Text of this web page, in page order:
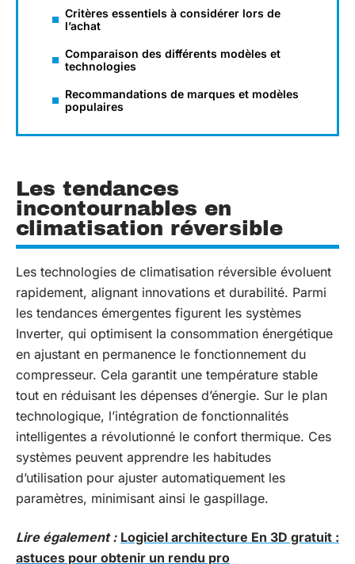
Critères essentiels à considérer lors de
l’achat
Comparaison des différents modèles et
technologies
Recommandations de marques et modèles
populaires
Les tendances
incontournables en
climatisation réversible
Les technologies de climatisation réversible évoluent
rapidement, alignant innovations et durabilité. Parmi
les tendances émergentes figurent les systèmes
Inverter, qui optimisent la consommation énergétique
en ajustant en permanence le fonctionnement du
compresseur. Cela garantit une température stable
tout en réduisant les dépenses d’énergie. Sur le plan
technologique, l’intégration de fonctionnalités
intelligentes a révolutionné le confort thermique. Ces
systèmes peuvent apprendre les habitudes
d’utilisation pour ajuster automatiquement les
paramètres, minimisant ainsi le gaspillage.
Lire également : Logiciel architecture En 3D gratuit :
astuces pour obtenir un rendu pro